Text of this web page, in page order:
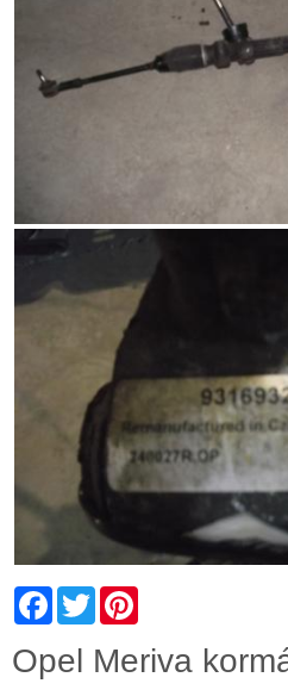
Facebook
Twitter
Cím:
Opel Meriva